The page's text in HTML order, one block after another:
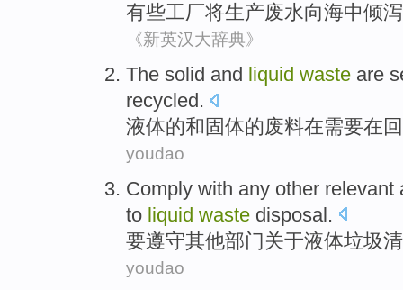
有些工厂将生产废水向海中倾
《新英汉大辞典》
The solid and liquid waste are
recycled.
液体的和 固体的废料在需要在
youdao
Comply with any other relevant
to liquid waste disposal.
要遵守其他部门关于液体垃圾
youdao